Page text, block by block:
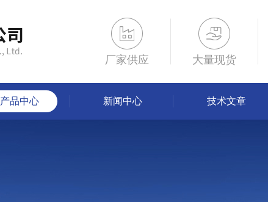
厂家供应 大量现货
产品中心 新闻中心 技术文章